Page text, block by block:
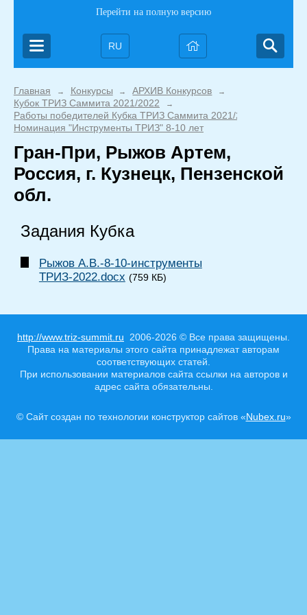
Перейти на полную версию
RU
Главная → Конкурсы → АРХИВ Конкурсов →
Кубок ТРИЗ Саммита 2021/2022 →
Работы победителей Кубка ТРИЗ Саммита 2021/2022
Номинация "Инструменты ТРИЗ" 8-10 лет
Гран-При, Рыжов Артем,
Россия, г. Кузнецк, Пензенской
обл.
Задания Кубка
Рыжов А.В.-8-10-инструменты
ТРИЗ-2022.docx (759 КБ)
http://www.triz-summit.ru 2006-2026 © Все права защищены.
Права на материалы этого сайта принадлежат авторам
соответствующих статей.
При использовании материалов сайта ссылки на авторов и
адрес сайта обязательны.
© Сайт создан по технологии конструктор сайтов «Nubex.ru»